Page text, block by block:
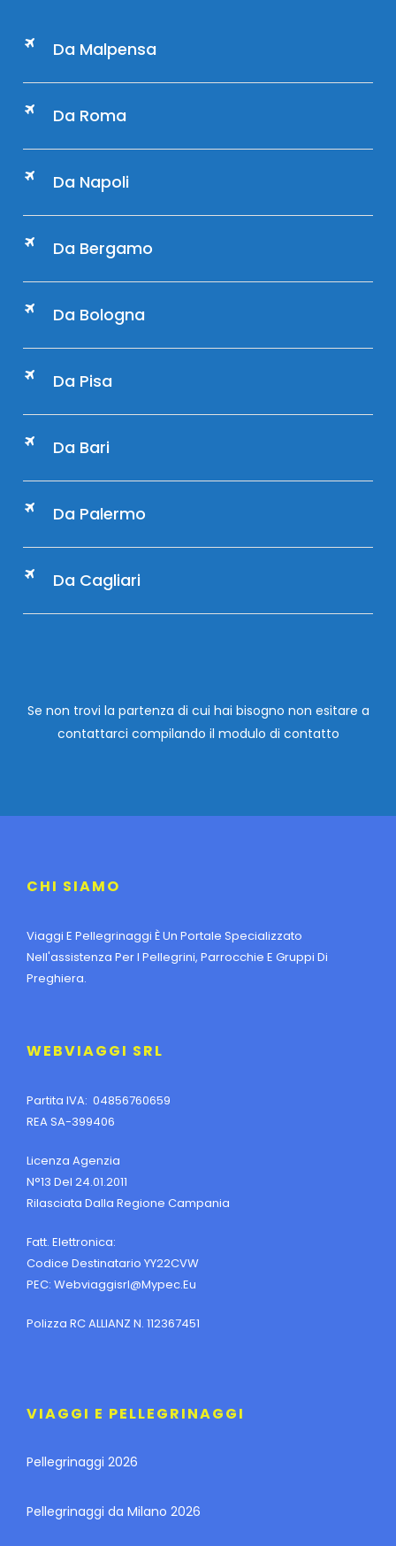
Da Malpensa
Da Roma
Da Napoli
Da Bergamo
Da Bologna
Da Pisa
Da Bari
Da Palermo
Da Cagliari
Se non trovi la partenza di cui hai bisogno non esitare a
contattarci compilando il modulo di contatto
CHI SIAMO
Viaggi E Pellegrinaggi È Un Portale Specializzato
Nell'assistenza Per I Pellegrini, Parrocchie E Gruppi Di
Preghiera.
WEBVIAGGI SRL
Partita IVA: 04856760659
REA SA-399406
Licenza Agenzia
N°13 Del 24.01.2011
Rilasciata Dalla Regione Campania
Fatt. Elettronica:
Codice Destinatario YY22CVW
PEC: Webviaggisrl@mypec.eu
Polizza RC ALLIANZ N. 112367451
VIAGGI E PELLEGRINAGGI
Pellegrinaggi 2026
Pellegrinaggi da Milano 2026